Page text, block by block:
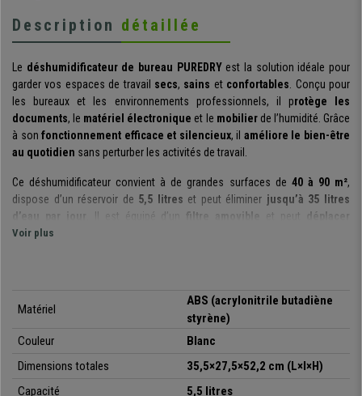
Description détaillée
Le déshumidificateur de bureau PUREDRYest la solution idéale pour
garder vos espaces de travail secs, sains et confortables. Conçu pour
les bureaux et les environnements professionnels, il protège les
documents, le matériel électronique et le mobilierde l’humidité. Grâce
à sonfonctionnement efficace et silencieux, il améliore le bien-être
au quotidien sans perturber les activités de travail.
Ce déshumidificateur convient à de grandes surfaces de 40 à 90 m²,
dispose d’un réservoir de 5,5 litres et peut éliminer jusqu’à 35 litres
d’eau par jour
. Il est équipé d’un filtre amovible et peut
déplacer
jusqu’à 350 m³/h d’air
: continu, automatique et nocturne, avec la possibilité
deréguler le taux d’humidité . Il est doté d’une
nouvel allumage.
Voir plus
Matériel
ABS (acrylonitrile butadiène
styrène)
Couleur
Blanc
Dimensions totales
35,5×27,5×52,2 cm (L×l×H)
Capacité
5,5 litres